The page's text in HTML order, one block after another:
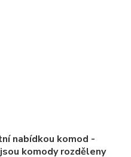
nabídkou komod -
komody rozděleny